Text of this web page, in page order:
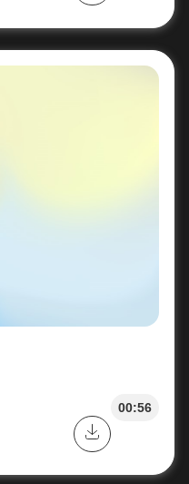
00:56